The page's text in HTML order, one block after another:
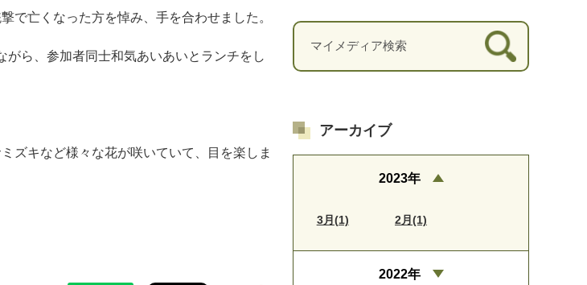
で亡くなった方を悼み、手を合わせました。
ら、参加者同士和気あいあいとランチをし
ズキなど様々な花が咲いていて、目を楽しま
アーカイブ
2023年
3月(1) 2月(1)
2022年